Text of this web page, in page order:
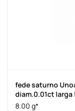
fede saturno
diam.0.01ct larga
8.00 g*